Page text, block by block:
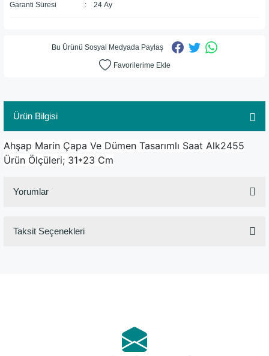
Garanti Süresi 24 Ay
Bu Ürünü Sosyal Medyada Paylaş
Ürün Bilgisi
Ahşap Marin Çapa Ve Dümen Tasarımlı Saat Alk2455
Ürün Ölçüleri; 31*23 Cm
Yorumlar
Taksit Seçenekleri